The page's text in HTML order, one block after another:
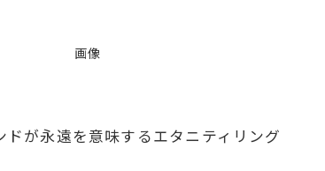
ドが永遠を意味するエタニティリング